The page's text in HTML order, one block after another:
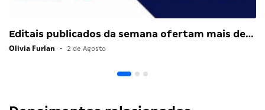
Editais publicados da semana ofertam mais de…
Olivia Furlan • 2 de Agosto